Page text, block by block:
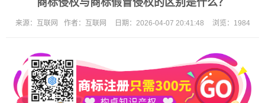
商标侵权与商标假冒侵权的区别是什么？
来源： 互联网 作者： 互联网 日期： 2026-04-07 20:41:48 浏览： 1984